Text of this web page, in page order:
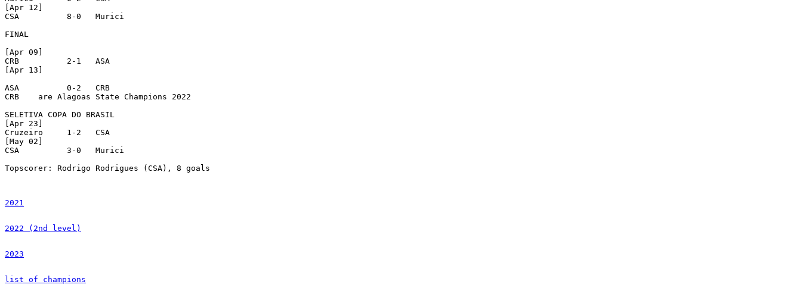
[Apr 12]
CSA          8-0   Murici
FINAL
[Apr 09]
CRB          2-1   ASA
[Apr 13]
ASA          0-2   CRB
CRB    are Alagoas State Champions 2022
SELETIVA COPA DO BRASIL
[Apr 23]
Cruzeiro     1-2   CSA
[May 02]
CSA          3-0   Murici
Topscorer: Rodrigo Rodrigues (CSA), 8 goals
2021
2022 (2nd level)
2023
list of champions